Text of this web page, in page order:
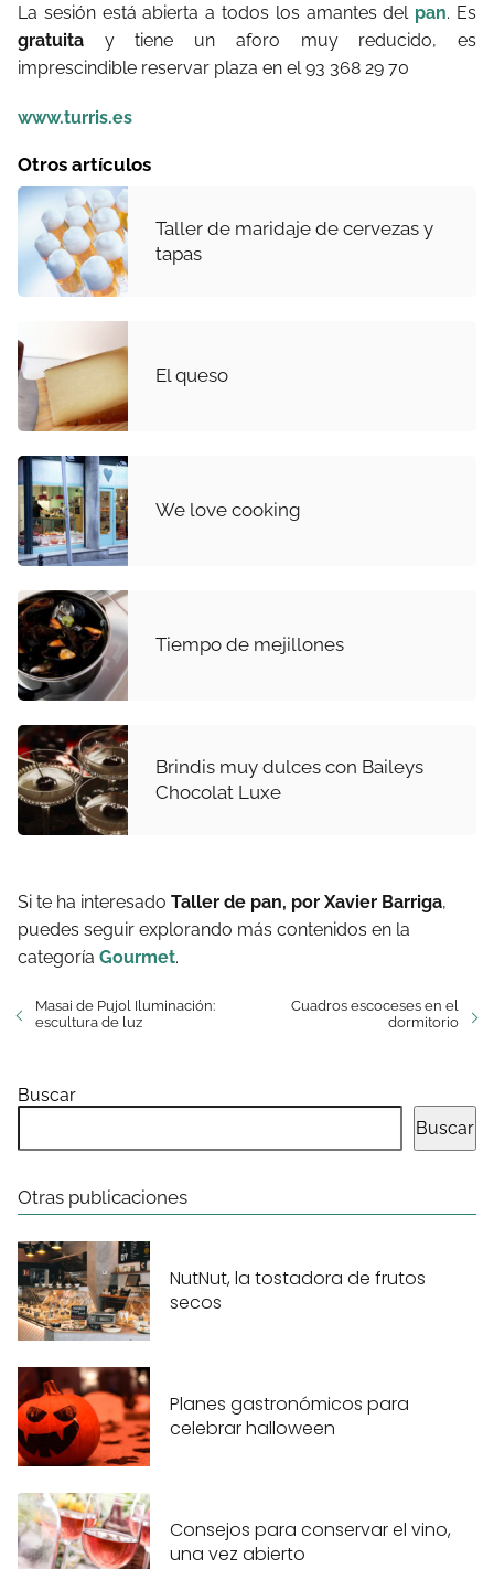
La sesión está abierta a todos los amantes del pan. Es
gratuita y tiene un aforo muy reducido, es
imprescindible reservar plaza en el 93 368 29 70
www.turris.es
Otros artículos
Taller de maridaje de cervezas y
tapas
El queso
We love cooking
Tiempo de mejillones
Brindis muy dulces con Baileys
Chocolat Luxe
Si te ha interesado Taller de pan, por Xavier Barriga,
puedes seguir explorando más contenidos en la
categoría Gourmet.
Masai de Pujol Iluminación:
escultura de luz
Cuadros escoceses en el
dormitorio
Buscar
Buscar
Otras publicaciones
NutNut, la tostadora de frutos
secos
Planes gastronómicos para
celebrar halloween
Consejos para conservar el vino,
una vez abierto